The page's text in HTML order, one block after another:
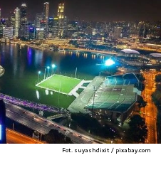
Fot. suyashdixit / pixabay.com